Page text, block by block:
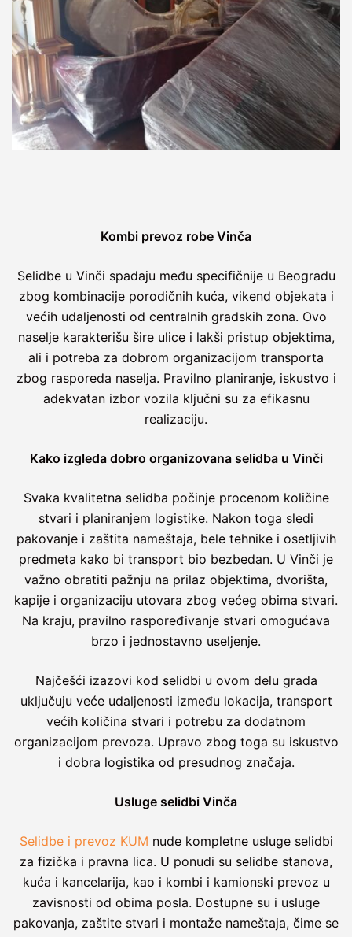
Kombi prevoz robe Vinča
Selidbe u Vinči spadaju među specifičnije u Beogradu
zbog kombinacije porodičnih kuća, vikend objekata i
većih udaljenosti od centralnih gradskih zona. Ovo
naselje karakterišu šire ulice i lakši pristup objektima,
ali i potreba za dobrom organizacijom transporta
zbog rasporeda naselja. Pravilno planiranje, iskustvo i
adekvatan izbor vozila ključni su za efikasnu
realizaciju.
Kako izgleda dobro organizovana selidba u Vinči
Svaka kvalitetna selidba počinje procenom količine
stvari i planiranjem logistike. Nakon toga sledi
pakovanje i zaštita nameštaja, bele tehnike i osetljivih
predmeta kako bi transport bio bezbedan. U Vinči je
važno obratiti pažnju na prilaz objektima, dvorišta,
kapije i organizaciju utovara zbog većeg obima stvari.
Na kraju, pravilno raspoređivanje stvari omogućava
brzo i jednostavno useljenje.
Najčešći izazovi kod selidbi u ovom delu grada
uključuju veće udaljenosti između lokacija, transport
većih količina stvari i potrebu za dodatnom
organizacijom prevoza. Upravo zbog toga su iskustvo
i dobra logistika od presudnog značaja.
Usluge selidbi Vinča
Selidbe i prevoz KUM nude kompletne usluge selidbi
za fizička i pravna lica. U ponudi su selidbe stanova,
kuća i kancelarija, kao i kombi i kamionski prevoz u
zavisnosti od obima posla. Dostupne su i usluge
pakovanja, zaštite stvari i montaže nameštaja, čime se